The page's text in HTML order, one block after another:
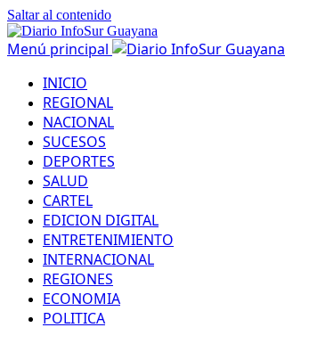
Saltar al contenido
Menú principal
INICIO
REGIONAL
NACIONAL
SUCESOS
DEPORTES
SALUD
CARTEL
EDICION DIGITAL
ENTRETENIMIENTO
INTERNACIONAL
REGIONES
ECONOMIA
POLITICA